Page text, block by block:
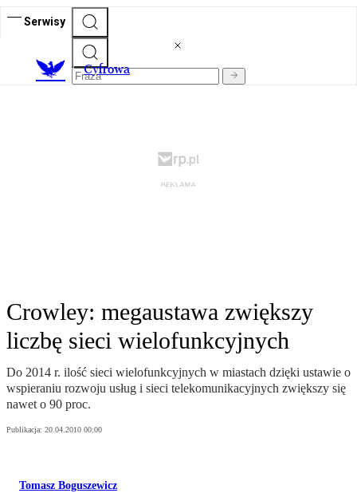
Serwisy
Cyfrowa
Crowley: megaustawa zwiększy
liczbę sieci wielofunkcyjnych
Do 2014 r. ilość sieci wielofunkcyjnych w miastach dzięki ustawie o
wspieraniu rozwoju usług i sieci telekomunikacyjnych zwiększy się
nawet o 90 proc.
Publikacja: 20.04.2010 00:00
Tomasz Boguszewicz